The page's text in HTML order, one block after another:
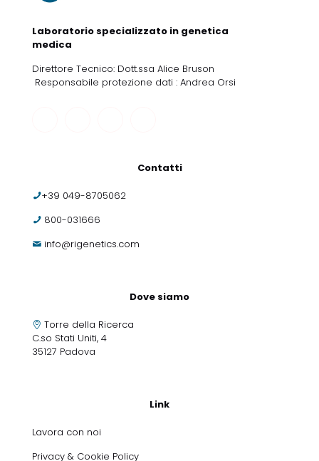
Laboratorio specializzato in genetica
medica
Direttore Tecnico: Dott.ssa Alice Bruson
Responsabile protezione dati : Andrea Orsi
Contatti
+39 049-8705062
800-031666
info@rigenetics.com
Dove siamo
Torre della Ricerca
C.so Stati Uniti, 4
35127 Padova
Link
Lavora con noi
Privacy & Cookie Policy